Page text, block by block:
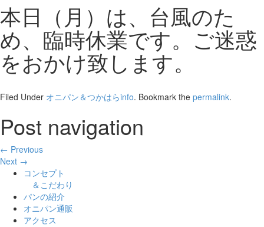
本日（月）は、台風のた
め、臨時休業です。ご迷惑
をおかけ致します。
Filed Under オニパン＆つかはらinfo. Bookmark the permalink.
Post navigation
← Previous
Next →
コンセプト
＆こだわり
パンの紹介
オニパン通販
アクセス